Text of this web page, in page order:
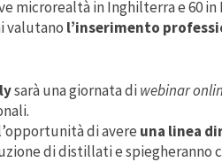
microrealtà in Inghilterra e 60
valutano l’inserimento
sarà una giornata diwebinar
di avere una linea
di distillati e spiegheranno